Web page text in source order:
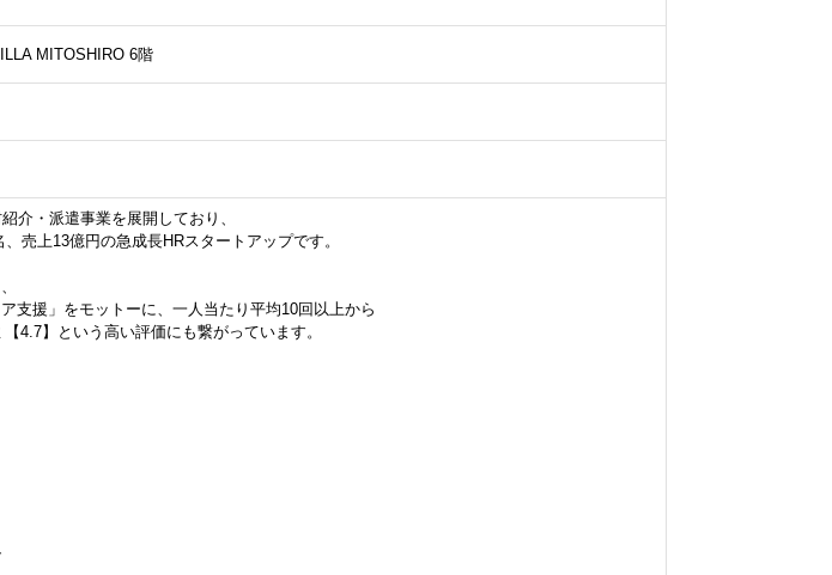
MITOSHIRO 6階
介・派遣事業を展開しており、
売上13億円の急成長HRスタートアップです。
支援」をモットーに、一人当たり平均10回以上から
4.7】という高い評価にも繋がっています。